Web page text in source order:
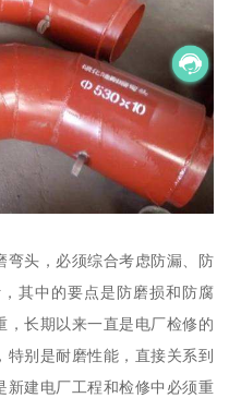
弯头，必须综合考虑防漏、防
其中的要点是防磨损和防腐
，长期以来一直是电厂检修的
别是耐磨性能，直接关系到
新建电厂工程和检修中必须重